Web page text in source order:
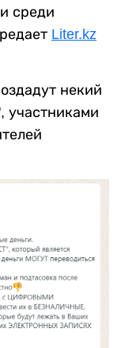
среди
Liter.kz
некий
участниками